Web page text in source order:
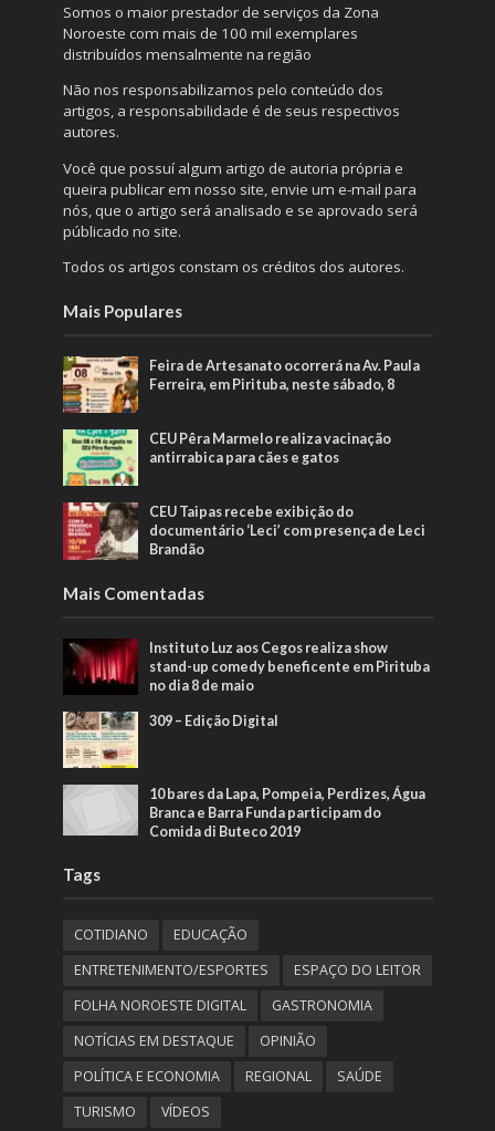
Somos o maior prestador de serviços da Zona
Noroeste com mais de 100 mil exemplares
distribuídos mensalmente na região
Não nos responsabilizamos pelo conteúdo dos
artigos, a responsabilidade é de seus respectivos
autores.
Você que possuí algum artigo de autoria própria e
queira publicar em nosso site, envie um e-mail para
nós, que o artigo será analisado e se aprovado será
públicado no site.
Todos os artigos constam os créditos dos autores.
Mais Populares
Feira de Artesanato ocorrerá na Av. Paula
Ferreira, em Pirituba, neste sábado, 8
CEU Pêra Marmelo realiza vacinação
antirrabica para cães e gatos
CEU Taipas recebe exibição do
documentário ‘Leci’ com presença de Leci
Brandão
Mais Comentadas
Instituto Luz aos Cegos realiza show
stand-up comedy beneficente em Pirituba
no dia 8 de maio
309 – Edição Digital
10 bares da Lapa, Pompeia, Perdizes, Água
Branca e Barra Funda participam do
Comida di Buteco 2019
Tags
COTIDIANO
EDUCAÇÃO
ENTRETENIMENTO/ESPORTES
ESPAÇO DO LEITOR
FOLHA NOROESTE DIGITAL
GASTRONOMIA
NOTÍCIAS EM DESTAQUE
OPINIÃO
POLÍTICA E ECONOMIA
REGIONAL
SAÚDE
TURISMO
VÍDEOS